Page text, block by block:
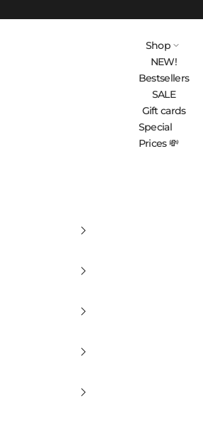
Shop
NEW!
Bestsellers
SALE
Gift cards
Special
Prices 💸